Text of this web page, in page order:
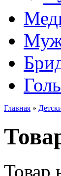
Главная »
Товар